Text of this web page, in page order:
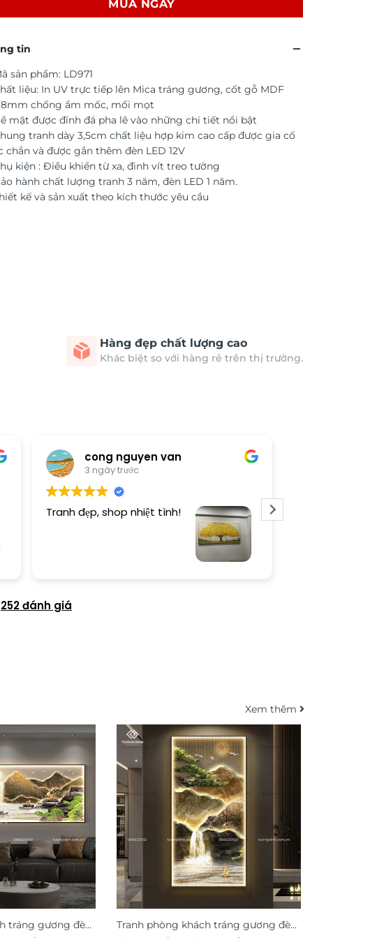
MUA NGAY
tin
sản phẩm: LD971
liệu: In UV trực tiếp lên Mica tráng gương, cốt gỗ MDF
chống ẩm mốc, mối mọt
mặt được đính đá pha lê vào những chi tiết nổi bật
tranh dày 3,5cm chất liệu hợp kim cao cấp được gia cố
chắn và được gắn thêm đèn LED 12V
kiện : Điều khiển từ xa, đinh vít treo tường
hành chất lượng tranh 3 năm, đèn LED 1 năm.
kế và sản xuất theo kích thước yêu cầu
Hàng đẹp chất lượng cao
Khác biệt so với hàng rẻ trên thị trường.
cong nguyen van
3 ngày trước
Tranh đẹp, shop nhiệt tình!
252 đánh giá
Xem thêm
tráng gương đèn
Tranh phòng khách tráng gương đèn